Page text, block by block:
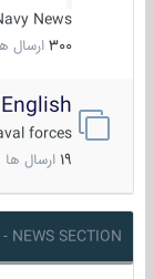
Navy News
300 ارسال ها
English
forces!
ارسال ها
NEWS SECTION - بخش خبر